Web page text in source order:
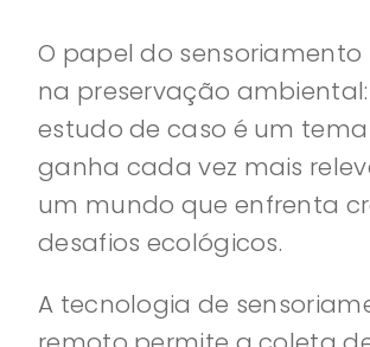
O papel do
na preservação
estudo de caso é um
ganha cada vez mais
um mundo que enfrenta
desafios ecológicos.
A tecnologia de